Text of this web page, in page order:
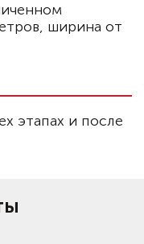
ширина от
этапах и после